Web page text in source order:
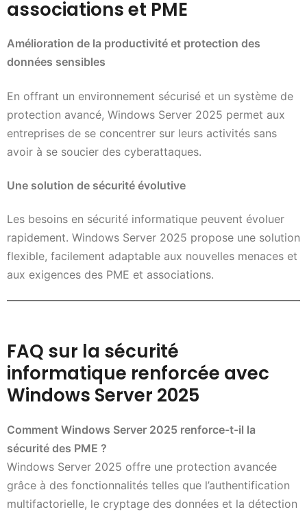
associations et PME
Amélioration de la productivité et protection des
données sensibles
En offrant un environnement sécurisé et un système de
protection avancé, Windows Server 2025 permet aux
entreprises de se concentrer sur leurs activités sans
avoir à se soucier des cyberattaques.
Une solution de sécurité évolutive
Les besoins en sécurité informatique peuvent évoluer
rapidement. Windows Server 2025 propose une solution
flexible, facilement adaptable aux nouvelles menaces et
aux exigences des PME et associations.
FAQ sur la sécurité
informatique renforcée avec
Windows Server 2025
Comment Windows Server 2025 renforce-t-il la
sécurité des PME ?
Windows Server 2025 offre une protection avancée
grâce à des fonctionnalités telles que l’authentification
multifactorielle, le cryptage des données et la détection